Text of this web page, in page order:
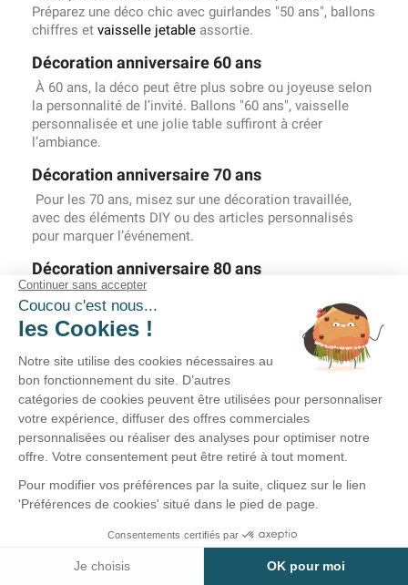
Préparez une déco chic avec guirlandes "50 ans", ballons
chiffres et vaisselle jetable assortie.
Décoration anniversaire 60 ans
À 60 ans, la déco peut être plus sobre ou joyeuse selon
la personnalité de l’invité. Ballons "60 ans", vaisselle
personnalisée et une jolie table suffiront à créer
l’ambiance.
Décoration anniversaire 70 ans
Pour les 70 ans, misez sur une décoration travaillée,
avec des éléments DIY ou des articles personnalisés
pour marquer l’événement.
Décoration anniversaire 80 ans
Les 80 ans sont l’occasion parfaite pour montrer que la
fête est encore au rendez-vous. Choisissez une
décoration anniversaire 80 ans à l’image de la personne
Comment choisir sa décoration de table pour
un anniversaire adulte ?
Le choix duthème de décoration d'anniversaireadulte
girly ou moustache… Une fois le thème défini,
harmonisez la décoration de table : vaisselle jetable,
centres de table, confettis, chemins de table, etc. Évitez
de surcharger et préférez une décoration d’anniversaire
adulte bien pensée : accessoires naturels (paille, fleurs),